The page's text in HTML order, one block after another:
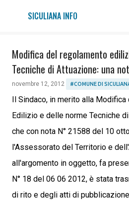
Passa ai contenuti
SICULIANA INFO
Modifica del regolamento
Tecniche di Attuazione: una
novembre 12, 2012 #COMUNE DI
Il Sindaco, in merito alla
Edilizio e delle norme Tecniche
che con nota N° 21588 del 10
l'Assessorato del Territorio e
all'argomento in oggetto, fa
N° 18 del 06 06 2012, è stata
di rito e degli atti di